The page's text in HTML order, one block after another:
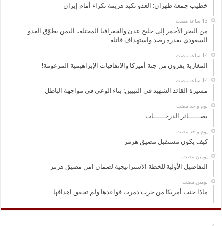
خطيب جمعة طهران: العدو تكبد هزيمة نكراء أمام إيران
من البحر الأحمر إلى خليج عدن والجغرافيا المحتلة.. اليمن يطوّق العدو
السعودي بقدرة رصد واستهداف قاتلة
‏14 ساعة مضت
المغاربة يفرون من جنة أميركا والاتفاقيات الإبراهيمية المزعومة!
‏14 ساعة مضت
مسيرة القائد الشهيد في التبيين: بناء الوعي في مواجهة الباطل
‏يوم واحد مضت
بصــــــائر الدرجــــــات
‏يوم واحد مضت
كيف يكون مستقبل مضيق هرمز
‏يومين مضت
التفاصيل الأولية للخطة الاستراتيجية لضمان امن مضيق هرمز
‏يومين مضت
ماذا جنت أمريكا من حرب دمرت قواعدها ولم تحقق اهدافها